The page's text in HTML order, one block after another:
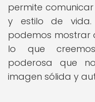
permite
y estilo de
podemos mostrar
lo que
poderosa que
imagen sólida y